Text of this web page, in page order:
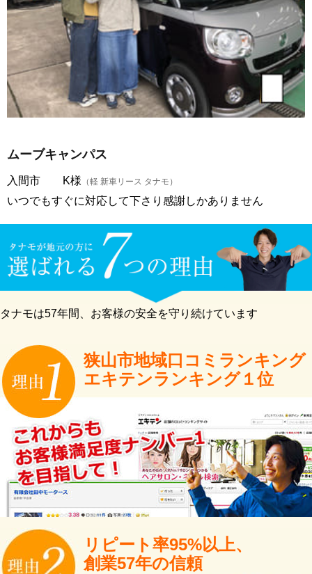
ムーブキャンパス
入間市 K様 （軽 新車リース タナモ）
いつでもすぐに対応して下さり感謝しかありません
タナモは57年間、お客様の安全を守り続けています
狭山市地域口コミランキング
エキテンランキング１位
リピート率95%以上、
創業57年の信頼